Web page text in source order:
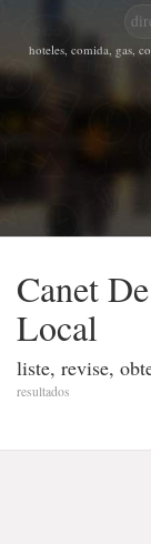
hoteles, comida, gas,
Canet
Local
liste, revise,
resultados